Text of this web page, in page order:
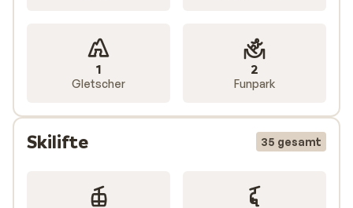
1
Gletscher
2
Funpark
Skilifte 35 gesamt